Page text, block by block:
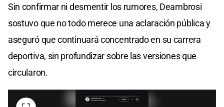
Sin confirmar ni desmentir los rumores, Deambrosi
sostuvo que no todo merece una aclaración pública y
aseguró que continuará concentrado en su carrera
deportiva, sin profundizar sobre las versiones que
circularon.